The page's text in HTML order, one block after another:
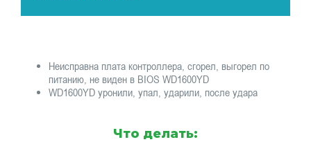
Неисправна плата контроллера, сгорел, выгорел по
питанию, не виден в BIOS WD1600YD
WD1600YD уронили, упал, ударили, после удара
Что делать: